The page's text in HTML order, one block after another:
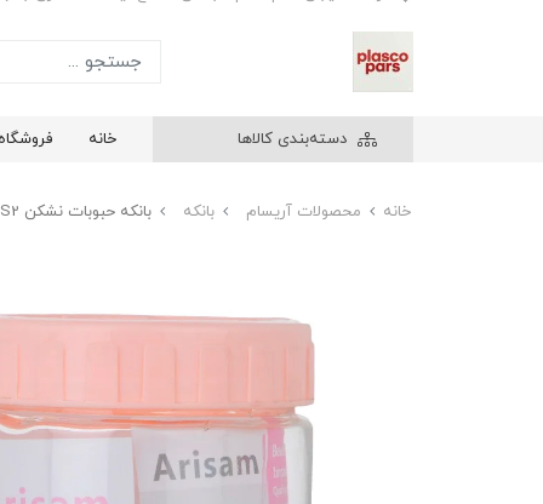
دسته‌بندی کالاها خانه فروشگاه
خانه محصولات آریسام بانکه بانکه حبوبات نشکن S2 آریسام